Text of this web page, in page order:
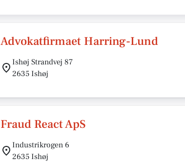
Advokatfirmaet Harring-Lund
Ishøj Strandvej 87
2635 Ishøj
Fraud React ApS
Industrikrogen 6
2635 Ishøj